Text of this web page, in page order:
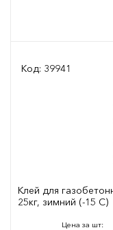
Код: 39941
Клей для
25кг, зимний (-15 С)
Цена за шт: